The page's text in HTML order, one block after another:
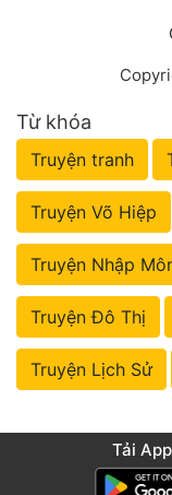
Từ khóa
Truyện tranh
Truyện Võ Hiệp
Truyện Nhập
Truyện Đô Thị
Truyện Lịch Sử
Tải